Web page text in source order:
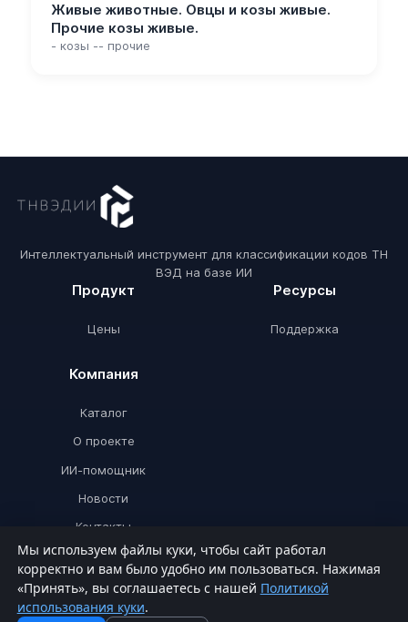
Живые животные. Овцы и козы живые.
Прочие козы живые.
- козы -- прочие
Интеллектуальный инструмент для классификации кодов ТН
ВЭД на базе ИИ
Продукт
Цены
Ресурсы
Поддержка
Компания
Каталог
О проекте
ИИ-помощник
Новости
Контакты
© ТНВЭДИИ 2026. Все права защищены.
Политика конфиденциальности
Мы используем файлы куки, чтобы сайт работал
корректно и вам было удобно им пользоваться. Нажимая
«Принять», вы соглашаетесь с нашей Политикой
использования куки.